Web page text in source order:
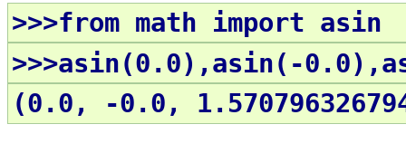
>>>from math import asin
>>>asin(0.0),asin(-
(0.0, -0.0,